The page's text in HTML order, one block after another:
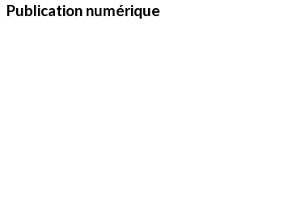
Publication numérique